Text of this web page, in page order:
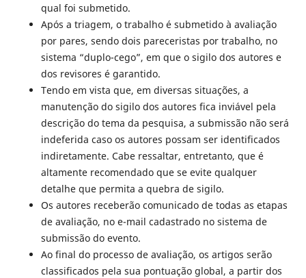
qual foi submetido.
Após a triagem, o trabalho é submetido à avaliação
por pares, sendo dois pareceristas por trabalho, no
sistema “duplo-cego”, em que o sigilo dos autores e
dos revisores é garantido.
Tendo em vista que, em diversas situações, a
manutenção do sigilo dos autores fica inviável pela
descrição do tema da pesquisa, a submissão não será
indeferida caso os autores possam ser identificados
indiretamente. Cabe ressaltar, entretanto, que é
altamente recomendado que se evite qualquer
detalhe que permita a quebra de sigilo.
Os autores receberão comunicado de todas as etapas
de avaliação, no e-mail cadastrado no sistema de
submissão do evento.
Ao final do processo de avaliação, os artigos serão
classificados pela sua pontuação global, a partir dos